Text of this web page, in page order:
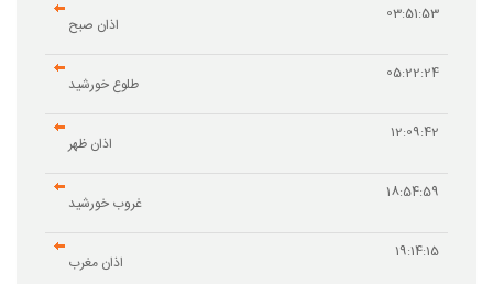
03:51:53
اذان صبح
05:22:24
طلوع خورشید
12:09:42
اذان ظهر
18:54:59
غروب خورشید
19:14:15
اذان مغرب